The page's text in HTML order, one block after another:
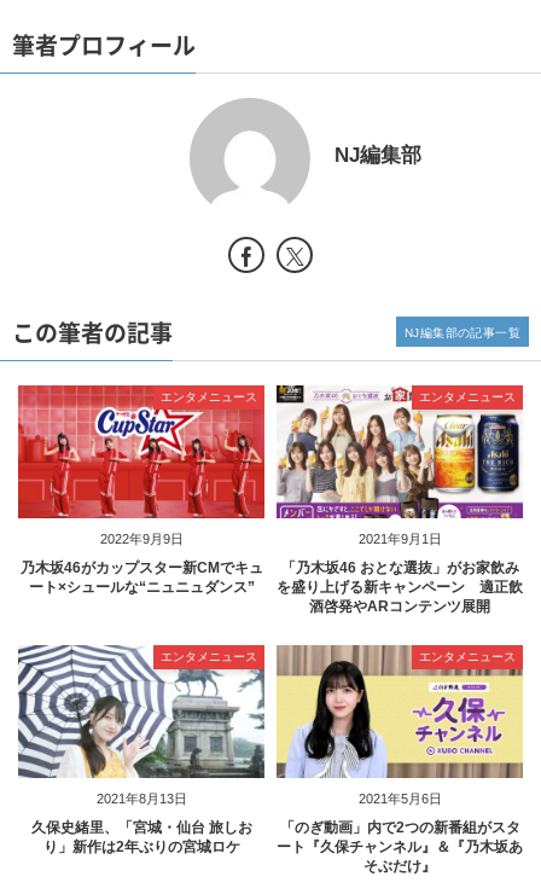
筆者プロフィール
NJ編集部
この筆者の記事
2022年9月9日
エンタメニュース
乃木坂46がカップスター新CMでキュ
ート×シュールな“ニュニュダンス”
2021年9月1日
エンタメニュース
「乃木坂46 おとな選抜」がお家飲み
を盛り上げる新キャンペーン 適正飲
酒啓発やARコンテンツ展開
2021年8月13日
エンタメニュース
久保史緒里、「宮城・仙台 旅しお
り」新作は2年ぶりの宮城ロケ
2021年5月6日
エンタメニュース
「のぎ動画」内で2つの新番組がスタ
ート『久保チャンネル』＆『乃木坂あ
そぶだけ』
NJ編集部の記事一覧